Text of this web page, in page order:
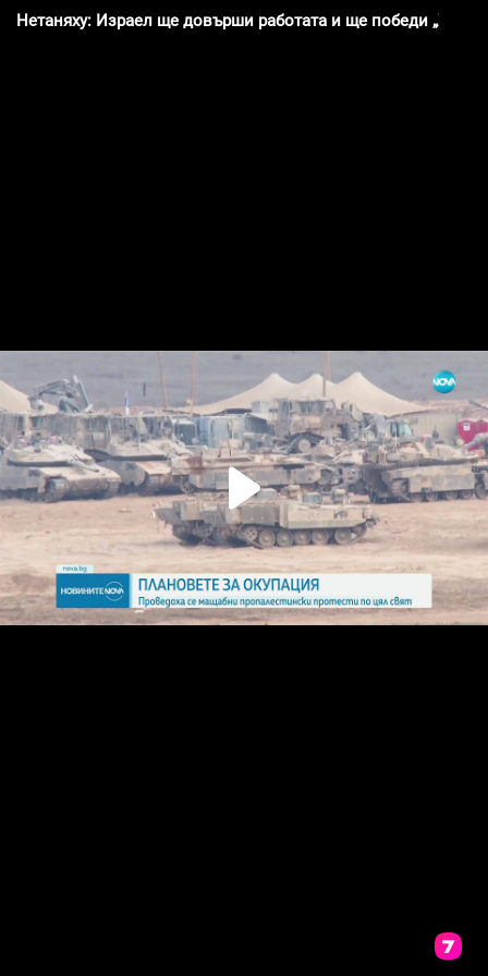
Нетаняху: Израел ще довърши работата и ще победи